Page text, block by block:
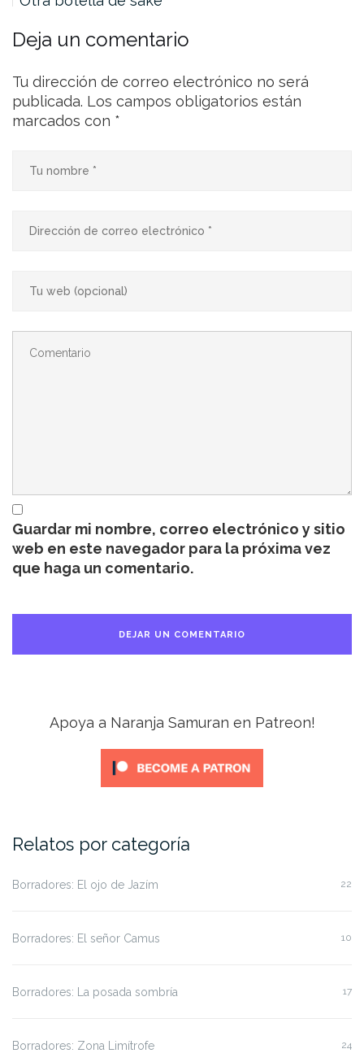
Deja un comentario
Tu dirección de correo electrónico no será
publicada. Los campos obligatorios están
marcados con *
Guardar mi nombre, correo electrónico y sitio
web en este navegador para la próxima vez
que haga un comentario.
Apoya a Naranja Samuran en Patreon!
Relatos por categoría
Borradores: El ojo de Jazím 22
Borradores: El señor Camus 10
Borradores: La posada sombría 17
Borradores: Zona Limítrofe 24